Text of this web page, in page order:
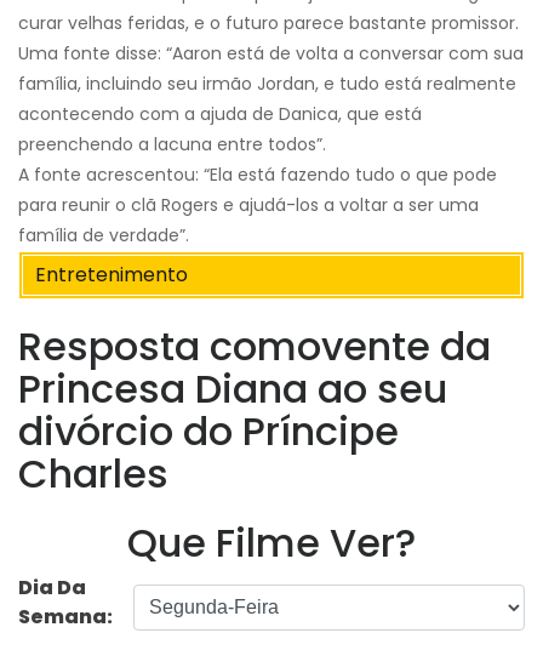
curar velhas feridas, e o futuro parece bastante promissor.
Uma fonte disse: “Aaron está de volta a conversar com sua
família, incluindo seu irmão Jordan, e tudo está realmente
acontecendo com a ajuda de Danica, que está
preenchendo a lacuna entre todos”.
A fonte acrescentou: “Ela está fazendo tudo o que pode
para reunir o clã Rogers e ajudá-los a voltar a ser uma
família de verdade”.
Entretenimento
Resposta comovente da
Princesa Diana ao seu
divórcio do Príncipe
Charles
Que Filme Ver?
Dia Da
Semana: